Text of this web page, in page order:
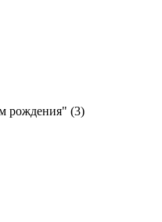
рождения" (3)